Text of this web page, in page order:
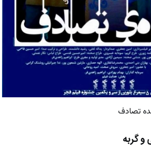
تصادف
و گربه